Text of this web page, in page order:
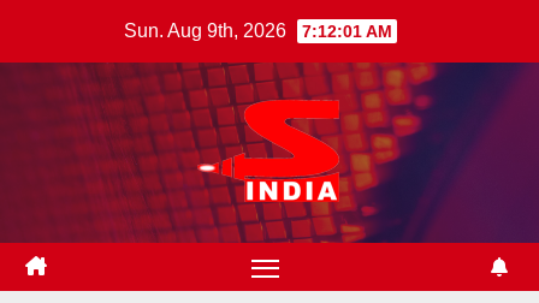
Sun. Aug 9th, 2026 7:12:02 AM